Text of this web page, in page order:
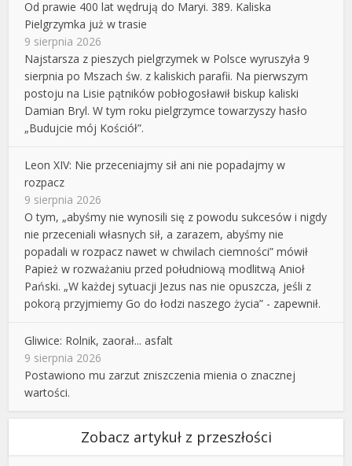
Od prawie 400 lat wędrują do Maryi. 389. Kaliska
Pielgrzymka już w trasie
9 sierpnia 2026
Najstarsza z pieszych pielgrzymek w Polsce wyruszyła 9
sierpnia po Mszach św. z kaliskich parafii. Na pierwszym
postoju na Lisie pątników pobłogosławił biskup kaliski
Damian Bryl. W tym roku pielgrzymce towarzyszy hasło
„Budujcie mój Kościół”.
Leon XIV: Nie przeceniajmy sił ani nie popadajmy w
rozpacz
9 sierpnia 2026
O tym, „abyśmy nie wynosili się z powodu sukcesów i nigdy
nie przeceniali własnych sił, a zarazem, abyśmy nie
popadali w rozpacz nawet w chwilach ciemności” mówił
Papież w rozważaniu przed południową modlitwą Anioł
Pański. „W każdej sytuacji Jezus nas nie opuszcza, jeśli z
pokorą przyjmiemy Go do łodzi naszego życia” - zapewnił.
Gliwice: Rolnik, zaorał... asfalt
9 sierpnia 2026
Postawiono mu zarzut zniszczenia mienia o znacznej
wartości.
Zobacz artykuł z przeszłości